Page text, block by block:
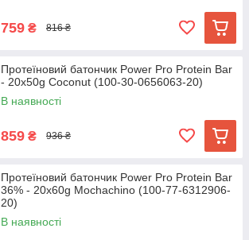
759 ₴ 816 ₴
Протеїновий батончик Power Pro Protein Bar
- 20x50g Coconut (100-30-0656063-20)
В наявності
859 ₴ 936 ₴
Протеїновий батончик Power Pro Protein Bar
36% - 20x60g Mochachino (100-77-6312906-
20)
В наявності